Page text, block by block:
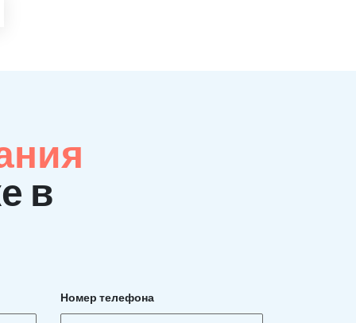
в
Номер телефона